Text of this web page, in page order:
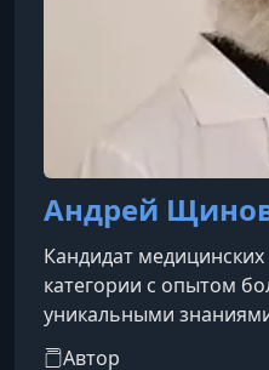
Андрей
Кандидат
категории с опытом
уникальными
пищеварения.
Автор